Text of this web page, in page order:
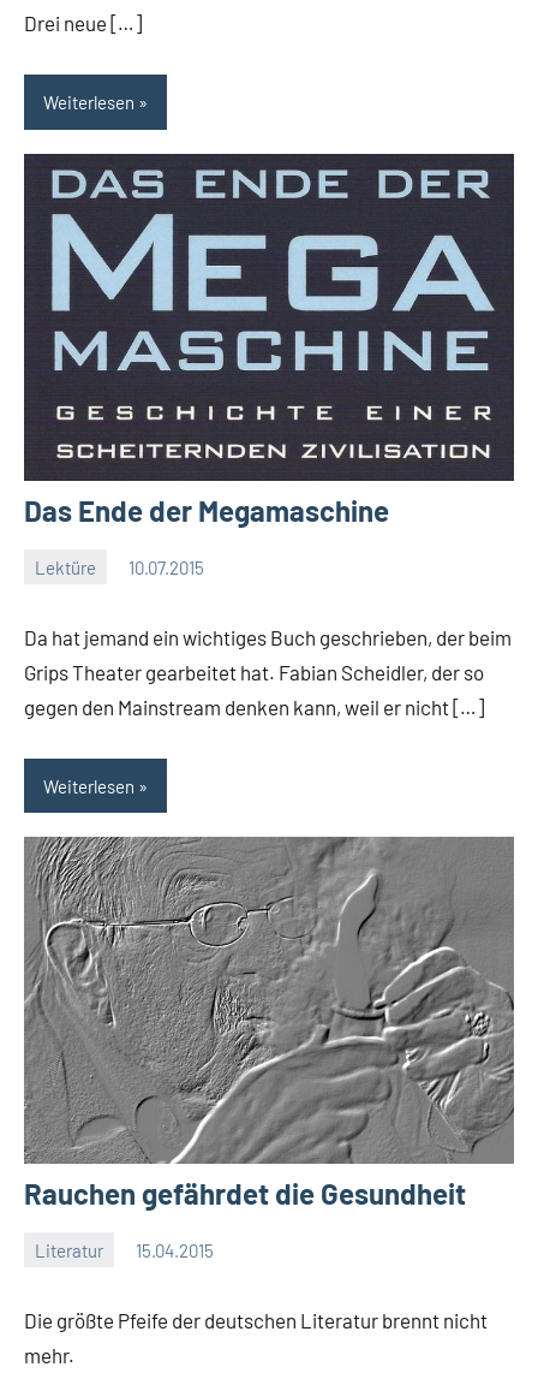
Drei neue […]
Weiterlesen
Das Ende der Megamaschine
Lektüre 10.07.2015
Da hat jemand ein wichtiges Buch geschrieben, der beim
Grips Theater gearbeitet hat. Fabian Scheidler, der so
gegen den Mainstream denken kann, weil er nicht […]
Weiterlesen
Rauchen gefährdet die Gesundheit
Literatur 15.04.2015
Die größte Pfeife der deutschen Literatur brennt nicht
mehr.